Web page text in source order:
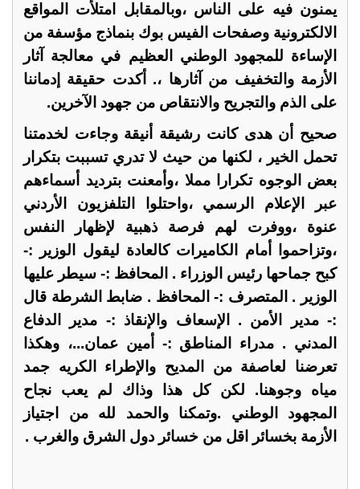
يمنون فيه على الناس ،وبالمقابل امتلأت المواقع
الالكترونية وصفحات الفيس بوك بنماذج مؤسفة من
الإساءة للمجهود الوطني العظيم في معالجة آثار
الأزمة والتخفيف من آثارها ،. أكدت حقيقة إدماننا
على الذم والتجريح والانتقاص من جهود الآخرين.
صحيح أن هدى كانت رشيقة أنيقة وجاءت لخدمتنا
تحمل الخير ، لكنها من حيث لا تدري تسببت بتكرار
بعض الوجوه تكرارا مملا ،وأمعنت بترديد أسماءهم
عبر الإعلام الرسمي ،واحتلوا التلفزيون الأردني
عنوة ،ووفرت لهم فرصة ذهبية لإظهار النفس
،وتزاحموا أمام الكاميرات كالعادة ليقول الوزير :-
كبح جماحها رئيس الوزراء . المحافظ :- سيطر عليها
الوزير . المتصرف :- المحافظ . ضابط الشرطة قال
:- مدير الأمن . الإسعاف والإنقاذ :- مدير الدفاع
المدني . مدراء المناطق :- أمين عمان...، وهكذا
تعرضنا لعاصفة من المديح والإطراء الكريه جمد
مياه وجوهنا. لكن كل هذا وذاك لم يعب نجاح
المجهود الوطني .وتمكنا والحمد لله من اجتياز
الأزمة بخسائر اقل من خسائر دول الشرق والغرب .